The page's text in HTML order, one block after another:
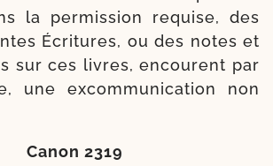
la per­mis­sion requise, des
Écritures, ou des notes et
sur ces livres, encourent par
une excom­mu­ni­ca­tion non
Canon 2319